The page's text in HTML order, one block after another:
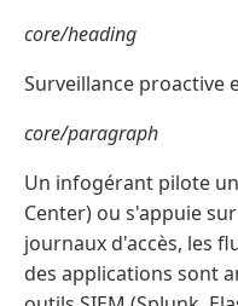
core/heading
Surveillance proactive
core/paragraph
Un infogérant pilote
Center) ou s'appuie
journaux d'accès, les
des applications sont